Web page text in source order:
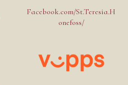
Facebook.com/St.Teresia.H
onefoss/